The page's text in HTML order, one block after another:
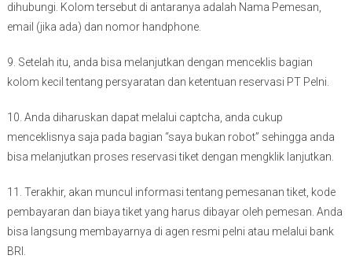
dihubungi. Kolom tersebut di antaranya adalah Nama Pemesan,
email (jika ada) dan nomor handphone.
9. Setelah itu, anda bisa melanjutkan dengan menceklis bagian
kolom kecil tentang persyaratan dan ketentuan reservasi PT Pelni.
10. Anda diharuskan dapat melalui captcha, anda cukup
menceklisnya saja pada bagian “saya bukan robot” sehingga anda
bisa melanjutkan proses reservasi tiket dengan mengklik lanjutkan.
11. Terakhir, akan muncul informasi tentang pemesanan tiket, kode
pembayaran dan biaya tiket yang harus dibayar oleh pemesan. Anda
bisa langsung membayarnya di agen resmi pelni atau melalui bank
BRI.